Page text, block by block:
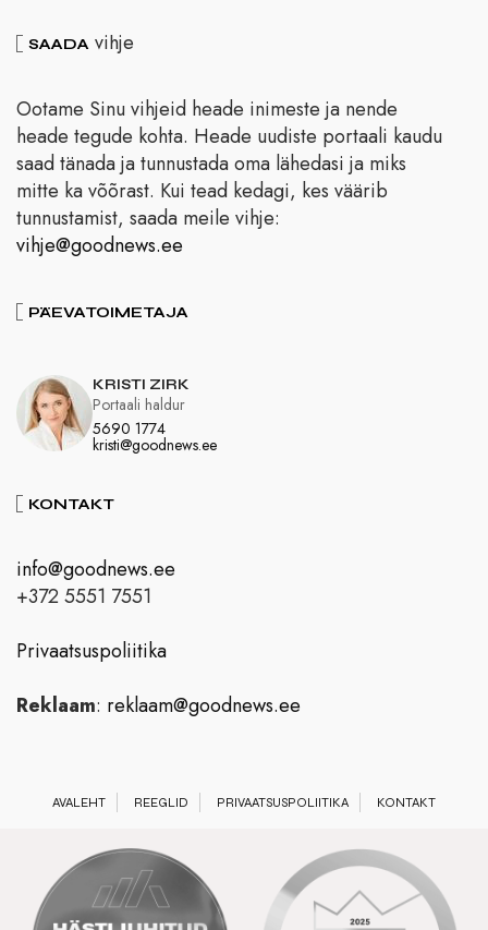
SAADA vihje
Ootame Sinu vihjeid heade inimeste ja nende
heade tegude kohta. Heade uudiste portaali kaudu
saad tänada ja tunnustada oma lähedasi ja miks
mitte ka võõrast. Kui tead kedagi, kes väärib
tunnustamist, saada meile vihje:
vihje@goodnews.ee
PÄEVATOIMETAJA
KRISTI ZIRK
5690 1774
kristi@goodnews.ee
Portaali haldur
KONTAKT
info@goodnews.ee
+372 5551 7551
Privaatsuspoliitika
Reklaam: reklaam@goodnews.ee
AVALEHT REEGLID PRIVAATSUSPOLIITIKA KONTAKT